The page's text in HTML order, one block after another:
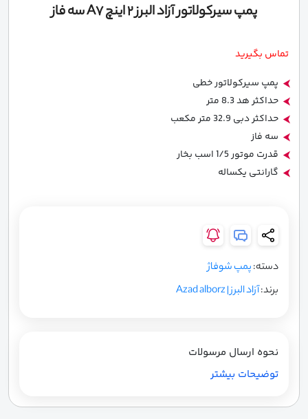
پمپ سیرکولاتور آزاد البرز 2 اینچ A7 سه فاز
تماس بگیرید
پمپ سیرکولاتور خطی
حداکثر هد 8.3 متر
حداکثر دبی 32.9 متر مکعب
سه فاز
قدرت موتور 1/5 اسب بخار
گارانتی یکساله
دسته:پمپ شوفاژ
برند:آزاد البرز | Azad alborz
نحوه ارسال مرسولات
توضیحات بیشتر